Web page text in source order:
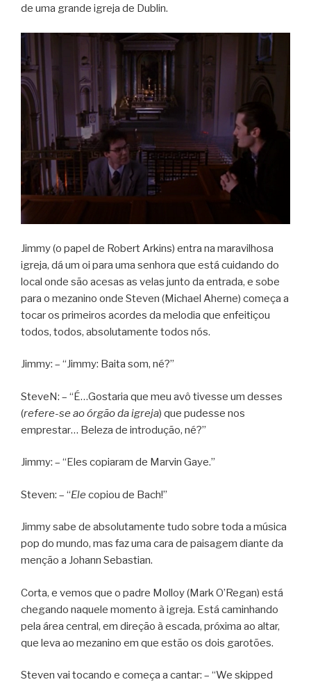
de uma grande igreja de Dublin.
Jimmy (o papel de Robert Arkins) entra na maravilhosa
igreja, dá um oi para uma senhora que está cuidando do
local onde são acesas as velas junto da entrada, e sobe
para o mezanino onde Steven (Michael Aherne) começa a
tocar os primeiros acordes da melodia que enfeitiçou
todos, todos, absolutamente todos nós.
Jimmy: – “Jimmy: Baita som, né?”
SteveN: – “É…Gostaria que meu avô tivesse um desses
(refere-se ao órgão da igreja) que pudesse nos
emprestar… Beleza de introdução, né?”
Jimmy: – “Eles copiaram de Marvin Gaye.”
Steven: – “Ele copiou de Bach!”
Jimmy sabe de absolutamente tudo sobre toda a música
pop do mundo, mas faz uma cara de paisagem diante da
menção a Johann Sebastian.
Corta, e vemos que o padre Molloy (Mark O’Regan) está
chegando naquele momento à igreja. Está caminhando
pela área central, em direção à escada, próxima ao altar,
que leva ao mezanino em que estão os dois garotões.
Steven vai tocando e começa a cantar: – “We skipped